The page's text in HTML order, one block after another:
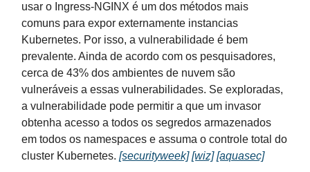
usar o Ingress-NGINX é um dos métodos mais
comuns para expor externamente instancias
Kubernetes. Por isso, a vulnerabilidade é bem
prevalente. Ainda de acordo com os pesquisadores,
cerca de 43% dos ambientes de nuvem são
vulneráveis a essas vulnerabilidades. Se exploradas,
a vulnerabilidade pode permitir a que um invasor
obtenha acesso a todos os segredos armazenados
em todos os namespaces e assuma o controle total do
cluster Kubernetes. [securityweek] [wiz] [aquasec]